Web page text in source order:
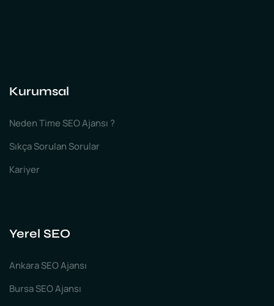
Kurumsal
Neden Time SEO Ajansı ?
Sıkça Sorulan Sorular
Kariyer
Yerel SEO
Ankara SEO Ajansı
Bursa SEO Ajansı